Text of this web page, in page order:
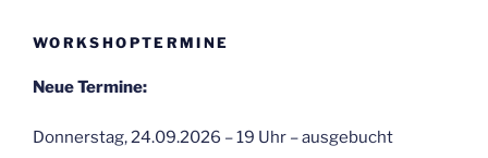
WORKSHOPTERMINE
Neue Termine:
Donnerstag, 24.09.2026 – 19 Uhr – ausgebucht